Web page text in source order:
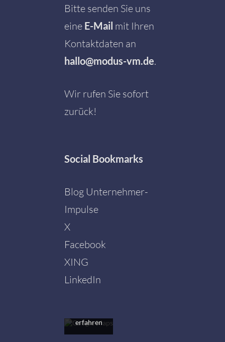
Bitte senden Sie uns
eine E-Mail mit Ihren
Kontaktdaten an
hallo@modus-vm.de.
Wir rufen Sie sofort
zurück!
Social Bookmarks
Blog Unternehmer-
Impulse
X
Facebook
XING
LinkedIn
Mit dem
Karte
Sie die
erfahren